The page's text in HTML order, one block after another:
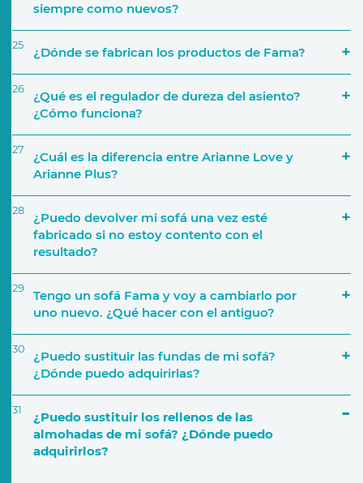
garantía de por vida
siempre como nuevos?
25 ¿Dónde se fabrican los productos de Fama?
26
¿Qué es el regulador de dureza del asiento?
¿Cómo funciona?
27
¿Cuál es la diferencia entre Arianne Love y
Arianne Plus?
28
¿Puedo devolver mi sofá una vez esté
fabricado si no estoy contento con el
resultado?
29
Tengo un sofá Fama y voy a cambiarlo por
uno nuevo. ¿Qué hacer con el antiguo?
30
¿Puedo sustituir las fundas de mi sofá?
¿Dónde puedo adquirirlas?
31
¿Puedo sustituir los rellenos de las
almohadas de mi sofá? ¿Dónde puedo
adquirirlos?